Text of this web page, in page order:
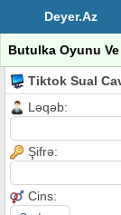
Deyer.Az
Butulka Oyunu
Tiktok Sual
Ləqəb:
Şifrə:
Cins: